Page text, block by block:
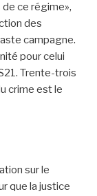
de ce régime»,
des
campagne.
pour celui
Trente-trois
crime est le
sur le
que la justice